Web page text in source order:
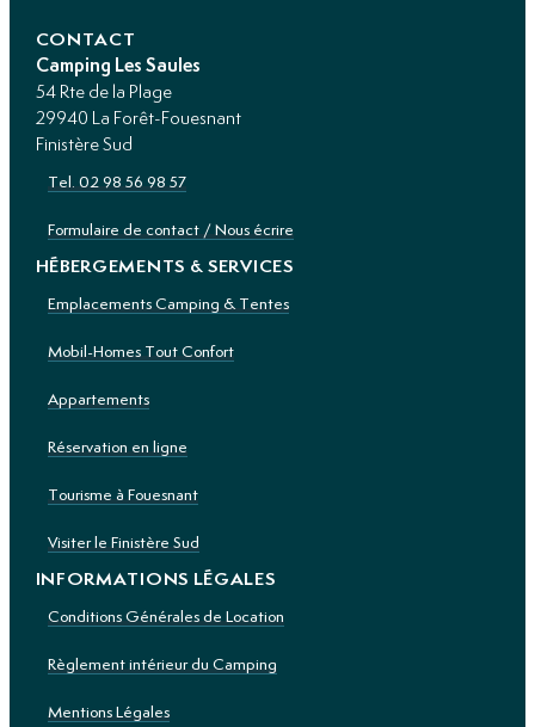
CONTACT
Camping Les Saules
54 Rte de la Plage
29940 La Forêt-Fouesnant
Finistère Sud
Tel. 02 98 56 98 57
Formulaire de contact / Nous écrire
HÉBERGEMENTS & SERVICES
Emplacements Camping & Tentes
Mobil-Homes Tout Confort
Appartements
Réservation en ligne
Tourisme à Fouesnant
Visiter le Finistère Sud
INFORMATIONS LÉGALES
Conditions Générales de Location
Règlement intérieur du Camping
Mentions Légales